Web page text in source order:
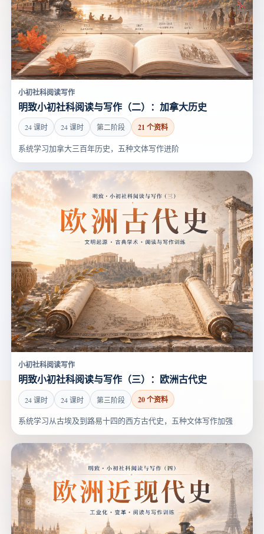
小初社科阅读写作
明致小初社科阅读与写作（二）：加拿大历史
24 课时 24 课时 第二阶段 21 个资料
系统学习加拿大三百年历史，五种文体写作进阶
小初社科阅读写作
明致小初社科阅读与写作（三）：欧洲古代史
24 课时 24 课时 第三阶段 20 个资料
系统学习从古埃及到路易十四的西方古代史，五种文体写作加强